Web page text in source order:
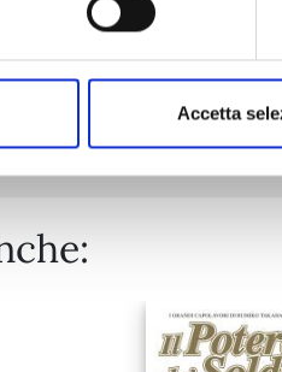
Accetta